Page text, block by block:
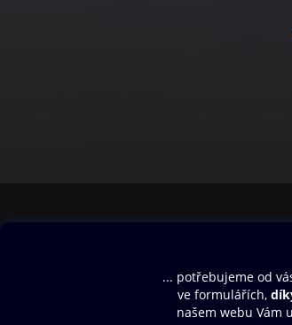
Aplikace a hry
SMS/MMS Info
Blog